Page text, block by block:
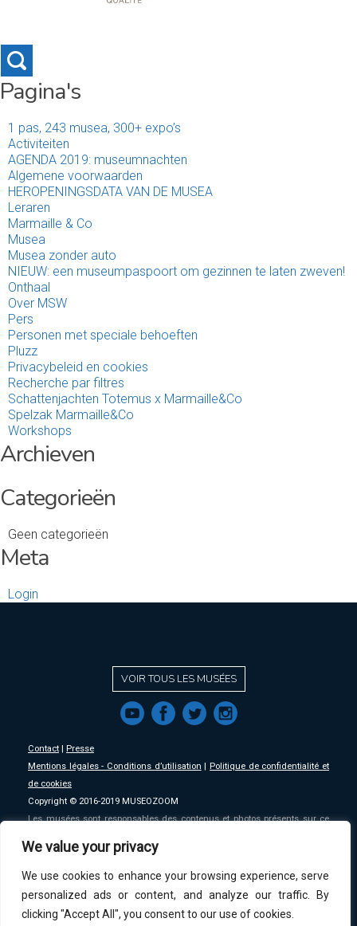
We value your privacy
We use cookies to enhance your browsing experience, serve
personalized ads or content, and analyze our traffic. By
clicking "Accept All", you consent to our use of cookies.
Pagina's
1 pas, 243 musea, 300+ expo’s
Activiteiten
AGENDA 2019: museumnachten
Algemene voorwaarden
HEROPENINGSDATA VAN DE MUSEA
Leraren
Marmaille & Co
Musea
Musea zonder auto
NIEUW: een museumpaspoort om gezinnen te laten zweven!
Onthaal
Over MSW
Pers
Personen met speciale behoeften
Pluzz
Privacybeleid en cookies
Recherche par filtres
Schattenjachten Totemus x Marmaille&Co
Spelzak Marmaille&Co
Workshops
Archieven
Categorieën
Geen categorieën
Meta
Login
VOIR TOUS LES MUSÉES
f a b e
Contact
Presse
Mentions légales - Conditions d’utilisation
Politique de confidentialité et
de cookies
Copyright © 2016-2019 MUSEOZOOM
Les musées sont responsables des contenus et photos présents sur ce
An initative ofMSW.